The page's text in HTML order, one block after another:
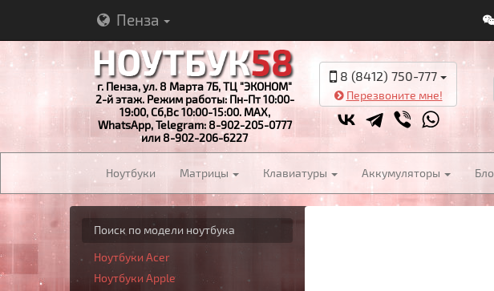
Пенза
г. Пенза, ул. 8 Марта 7Б, ТЦ "ЭКОНОМ"
2-й этаж. Режим работы: Пн-Пт 10:00-
19:00, Сб,Вс 10:00-15:00. MAX,
WhatsApp, Telegram: 8-902-205-0777
или 8-902-206-6227
8 (8412) 750-777
Перезвоните мне!
Ноутбуки Матрицы Клавиатуры Аккумуляторы
Поиск по модели ноутбука
Ноутбуки Acer
Ноутбуки Apple